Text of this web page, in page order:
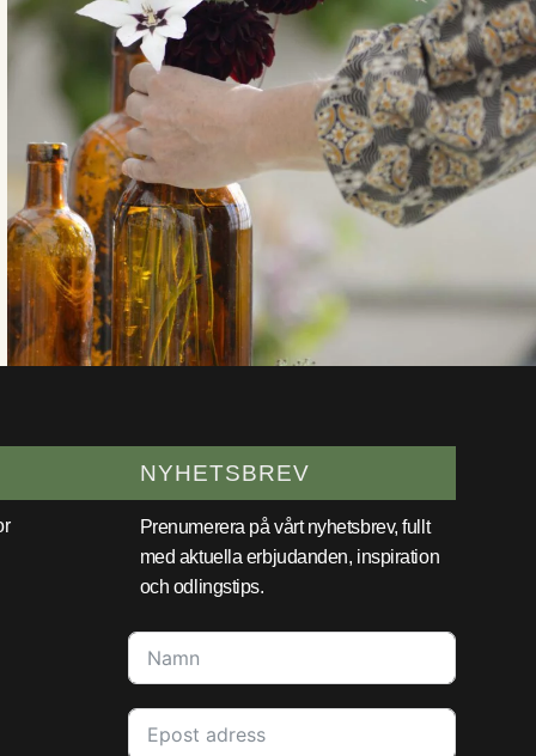
NYHETSBREV
Prenumerera på vårt nyhetsbrev, fullt
med aktuella erbjudanden, inspiration
och odlingstips.